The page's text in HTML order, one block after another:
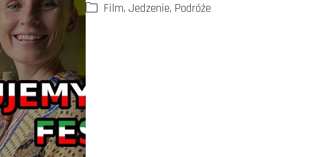
Film, Jedzenie, Podróże